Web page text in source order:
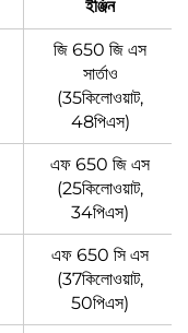
ইঞ্জিন
জি 650 জি এস
সার্তাও
(35কিলোওয়াট,
48পিএস)
এফ 650 জি এস
(25কিলোওয়াট,
34পিএস)
এফ 650 সি এস
(37কিলোওয়াট,
50পিএস)